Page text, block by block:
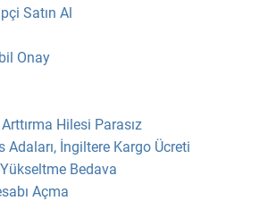
Satın Al
Onay
Hilesi Parasız
Adaları, İngiltere Kargo Ücreti
Bedava
Açma